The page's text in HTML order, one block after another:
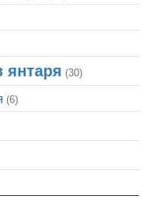
янтаря (30)
(6)